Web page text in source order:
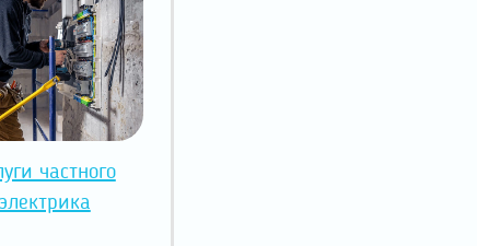
частного
электрика